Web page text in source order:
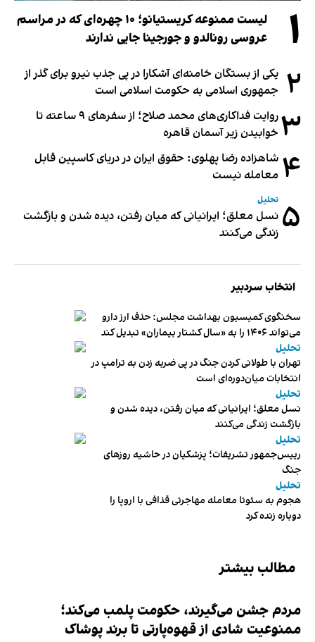
۱
لیست ممنوعه کریستیانو؛ ۱۰ چهره‌ای که در مراسم
عروسی رونالدو و جورجینا جایی ندارند
۲ یکی از بستگان خامنه‌ای آشکارا در پی جذب نیرو برای گذر از
جمهوری اسلامی به حکومت اسلامی است
۳
روایت فداکاری‌های محمد صلاح؛ از سفرهای ۹ ساعته تا
خوابیدن زیر آسمان قاهره
۴ شاهزاده رضا پهلوی: حقوق ایران در دریای کاسپین قابل
معامله نیست
۵ تحلیل
نسل معلق؛ ایرانیانی که میان رفتن، دیده شدن و بازگشت
زندگی می‌کنند
انتخاب سردبیر
سخنگوی کمیسیون بهداشت مجلس: حذف ارز دارو
می‌تواند ۱۴۰۶ را به «سال کشتار بیماران» تبدیل کند
تحلیل
تهران با طولانی کردن جنگ در پی ضربه زدن به ترامپ در
انتخابات میان‌دوره‌ای است
تحلیل
نسل معلق؛ ایرانیانی که میان رفتن، دیده شدن و
بازگشت زندگی می‌کنند
تحلیل
رییس‌جمهور تشریفات؛ پزشکیان در حاشیه روزهای
جنگ
تحلیل
هجوم به سئوتا معامله مهاجرتی قذافی با اروپا را
دوباره زنده کرد
مطالب بیشتر
مردم جشن می‌گیرند، حکومت پلمب می‌کند؛
ممنوعیت شادی از قهوه‌پارتی تا برند پوشاک